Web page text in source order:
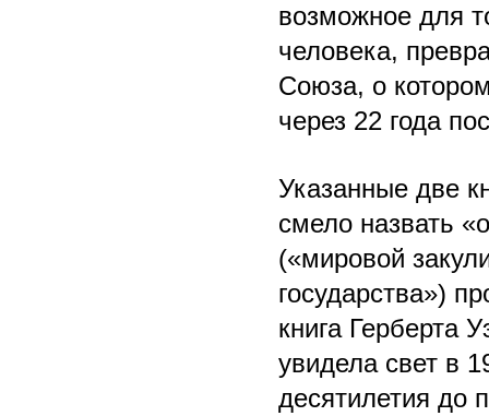
возможное для
человека,
Союза, о
через 22 года
Указанные две
смело назвать
(«мировой
государства»)
книга Герберта
увидела свет в
десятилетия до